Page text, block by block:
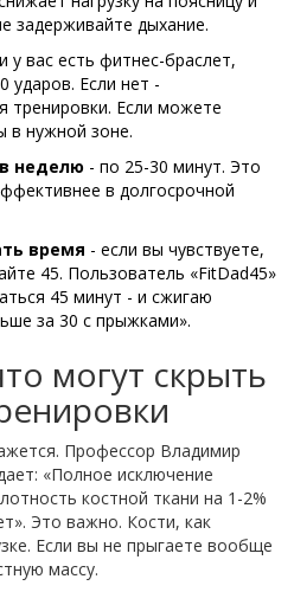
задерживайте дыхание.
у вас есть фитнес-браслет,
ударов. Если нет -
тренировки. Если можете
в нужной зоне.
неделю - по 25-30 минут. Это
в долгосрочной
время - если вы чувствуете,
45. Пользователь «FitDad45»
45 минут - и сжигаю
за 30 с прыжками».
могут скрыть
Профессор Владимир
«Полное исключение
костной ткани на 1-2%
Это важно. Кости, как
Если вы не прыгаете вообще
массу.